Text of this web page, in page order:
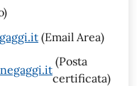
(Email Area)
(Posta
certificata)